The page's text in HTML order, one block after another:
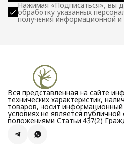
Нажимая «Подписаться», вы
обработку указанных
получения информационной и
Вся представленная на сайте
технических характеристик,
товаров, носит информационный
условиях не является
положениями Статьи 437(2)